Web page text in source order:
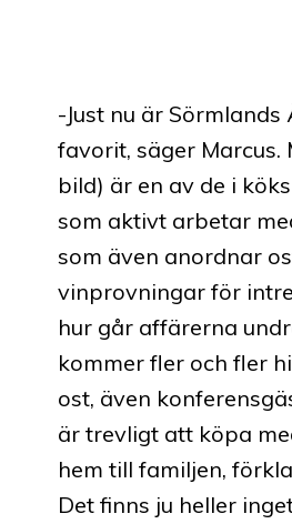
-Just nu är Sörmlands
favorit, säger Marcus.
bild) är en av de i
som aktivt arbetar
som även anordnar
vinprovningar för
hur går affärerna
kommer fler och fler
ost, även
är trevligt att köpa
hem till familjen,
Det finns ju heller